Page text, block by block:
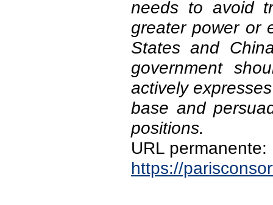
needs to avoid
greater power or
States and
government
actively
base and
positions.
URL permanente:
https://